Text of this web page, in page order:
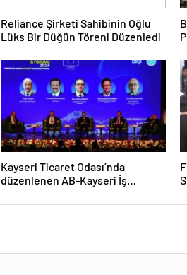
Reliance Şirketi Sahibinin Oğlu
Lüks Bir Düğün Töreni Düzenledi
Kayseri Ticaret Odası’nda
düzenlenen AB-Kayseri İş
dijitalleşme vurgusu yapıldı